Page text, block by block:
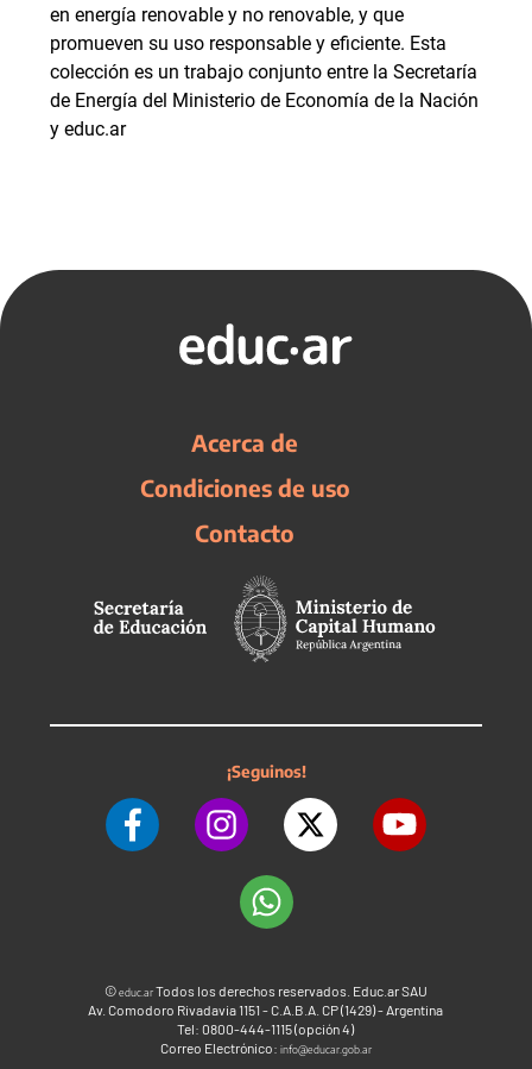
en energía renovable y no renovable, y que
promueven su uso responsable y eficiente. Esta
colección es un trabajo conjunto entre la Secretaría
de Energía del Ministerio de Economía de la Nación
y educ.ar
Acerca de
Condiciones de uso
Contacto
¡Seguinos!
©educ.arTodos los derechos reservados. Educ.ar SAU
Av. Comodoro Rivadavia 1151 - C.A.B.A. CP (1429) - Argentina
Tel: 0800-444-1115 (opción 4)
Correo Electrónico: info@educar.gob.ar